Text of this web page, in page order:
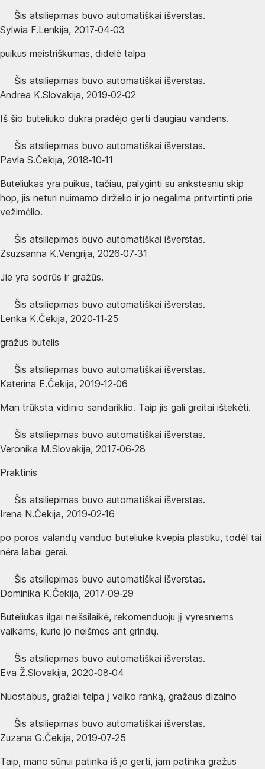
Šis atsiliepimas buvo automatiškai išverstas.
Sylwia F.Lenkija, 2017‑04‑03
puikus meistriškumas, didelė talpa
Šis atsiliepimas buvo automatiškai išverstas.
Andrea K.Slovakija, 2019‑02‑02
Iš šio buteliuko dukra pradėjo gerti daugiau vandens.
Šis atsiliepimas buvo automatiškai išverstas.
Pavla S.Čekija, 2018‑10‑11
Buteliukas yra puikus, tačiau, palyginti su ankstesniu skip
hop, jis neturi nuimamo dirželio ir jo negalima pritvirtinti prie
vežimėlio.
Šis atsiliepimas buvo automatiškai išverstas.
Zsuzsanna K.Vengrija, 2026‑07‑31
Jie yra sodrūs ir gražūs.
Šis atsiliepimas buvo automatiškai išverstas.
Lenka K.Čekija, 2020‑11‑25
gražus butelis
Šis atsiliepimas buvo automatiškai išverstas.
Katerina E.Čekija, 2019‑12‑06
Man trūksta vidinio sandariklio. Taip jis gali greitai ištekėti.
Šis atsiliepimas buvo automatiškai išverstas.
Veronika M.Slovakija, 2017‑06‑28
Praktinis
Šis atsiliepimas buvo automatiškai išverstas.
Irena N.Čekija, 2019‑02‑16
po poros valandų vanduo buteliuke kvepia plastiku, todėl tai
nėra labai gerai.
Šis atsiliepimas buvo automatiškai išverstas.
Dominika K.Čekija, 2017‑09‑29
Buteliukas ilgai neišsilaikė, rekomenduoju jį vyresniems
vaikams, kurie jo neišmes ant grindų.
Šis atsiliepimas buvo automatiškai išverstas.
Eva Ž.Slovakija, 2020‑08‑04
Nuostabus, gražiai telpa į vaiko ranką, gražaus dizaino
Šis atsiliepimas buvo automatiškai išverstas.
Zuzana G.Čekija, 2019‑07‑25
Taip, mano sūnui patinka iš jo gerti, jam patinka gražus